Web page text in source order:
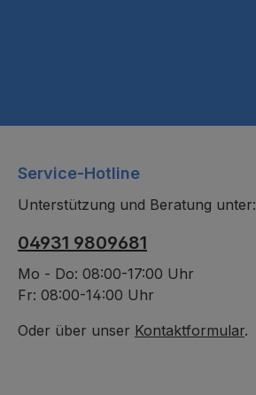
Service-Hotline
Unterstützung und Beratung unter:
04931 9809681
Mo - Do: 08:00-17:00 Uhr
Fr: 08:00-14:00 Uhr
Oder über unser Kontaktformular.